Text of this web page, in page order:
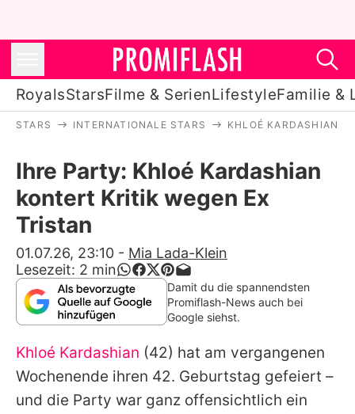
RoyalsStarsFilme & SerienLifestyleFamilie &
Stars
Filme & Serien
Lifestyle
Familie & Liebe
Promiflash Exklusiv
Alle Themen auf Promiflash
Jobs
STARS INTERNATIONALE STARS KHLOÉ KARDASHIAN
Ihre Party: Khloé Kardashian
kontert Kritik wegen Ex
Tristan
01.07.26, 23:10 - Mia Lada-Klein
Lesezeit: 2 min
Damit du die spannendsten
Promiflash-News auch bei
Google siehst.
Khloé Kardashian (42) hat am vergangenen
Wochenende ihren 42. Geburtstag gefeiert –
und die Party war ganz offensichtlich ein